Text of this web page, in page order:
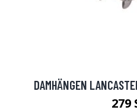
DAMHÄNGEN
279